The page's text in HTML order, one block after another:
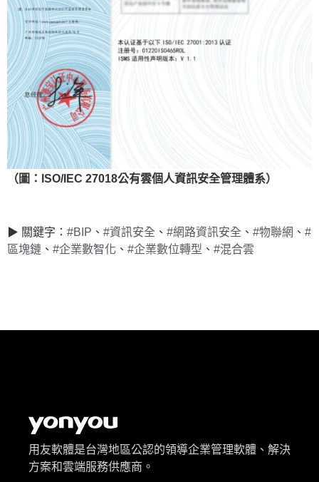
（圖：ISO/IEC 27018公有雲個人資訊安全管理體系）
▶ 關鍵字： #BIP 、 #資訊安全 、 #網路資訊安全 、 #物聯網 、 #
區塊鏈 、 #企業數智化 、 #企業數位轉型 、 #混合雲
用友軟體是台灣地區公認的領導企業管理軟體、解決
方案和雲端服務供應商。